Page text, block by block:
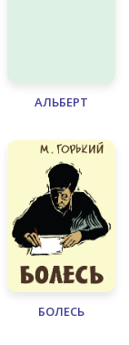
АЛЬБЕРТ
БОЛЕСЬ